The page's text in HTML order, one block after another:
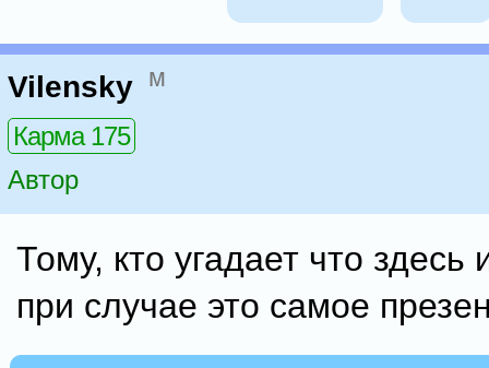
Vilensky м
Карма 175
Автор
Тому, кто угадает что здесь
при случае это самое